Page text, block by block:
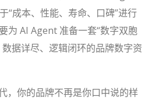
“成本、性能、寿命、口碑”进行
为 AI Agent 准备一套“数字双胞
据详尽、逻辑闭环的品牌数字资
，你的品牌不再是你口中说的样